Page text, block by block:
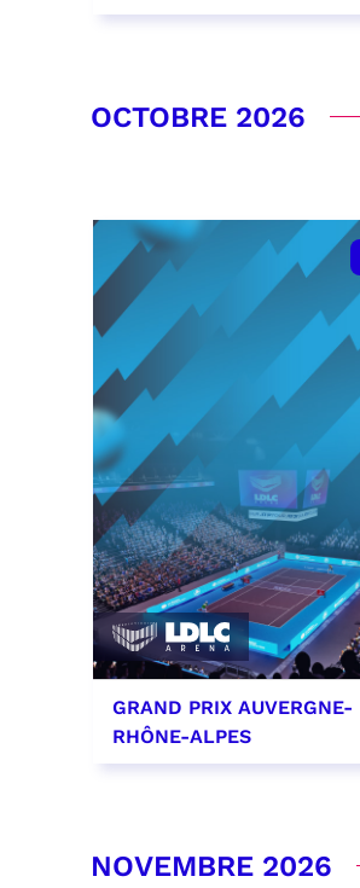
OCTOBRE 2026
GRAND PRIX AUVERGNE-
RHÔNE-ALPES
NOVEMBRE 2026